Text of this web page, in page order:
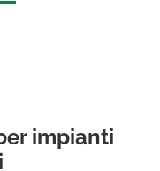
impianti